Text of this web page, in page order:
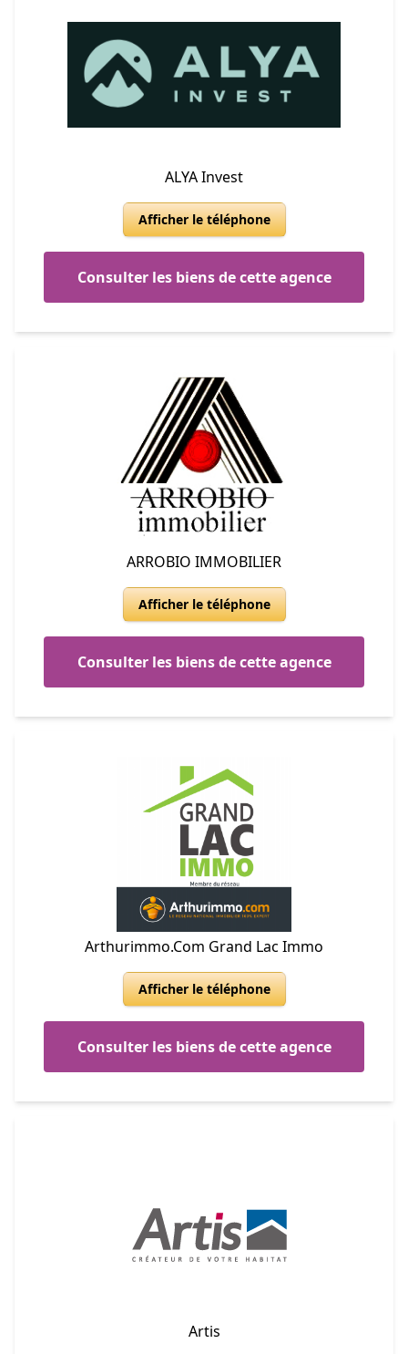
ALYA Invest
Afficher le téléphone
Consulter les biens de cette agence
ARROBIO IMMOBILIER
Afficher le téléphone
Consulter les biens de cette agence
Arthurimmo.Com Grand Lac Immo
Afficher le téléphone
Consulter les biens de cette agence
Artis